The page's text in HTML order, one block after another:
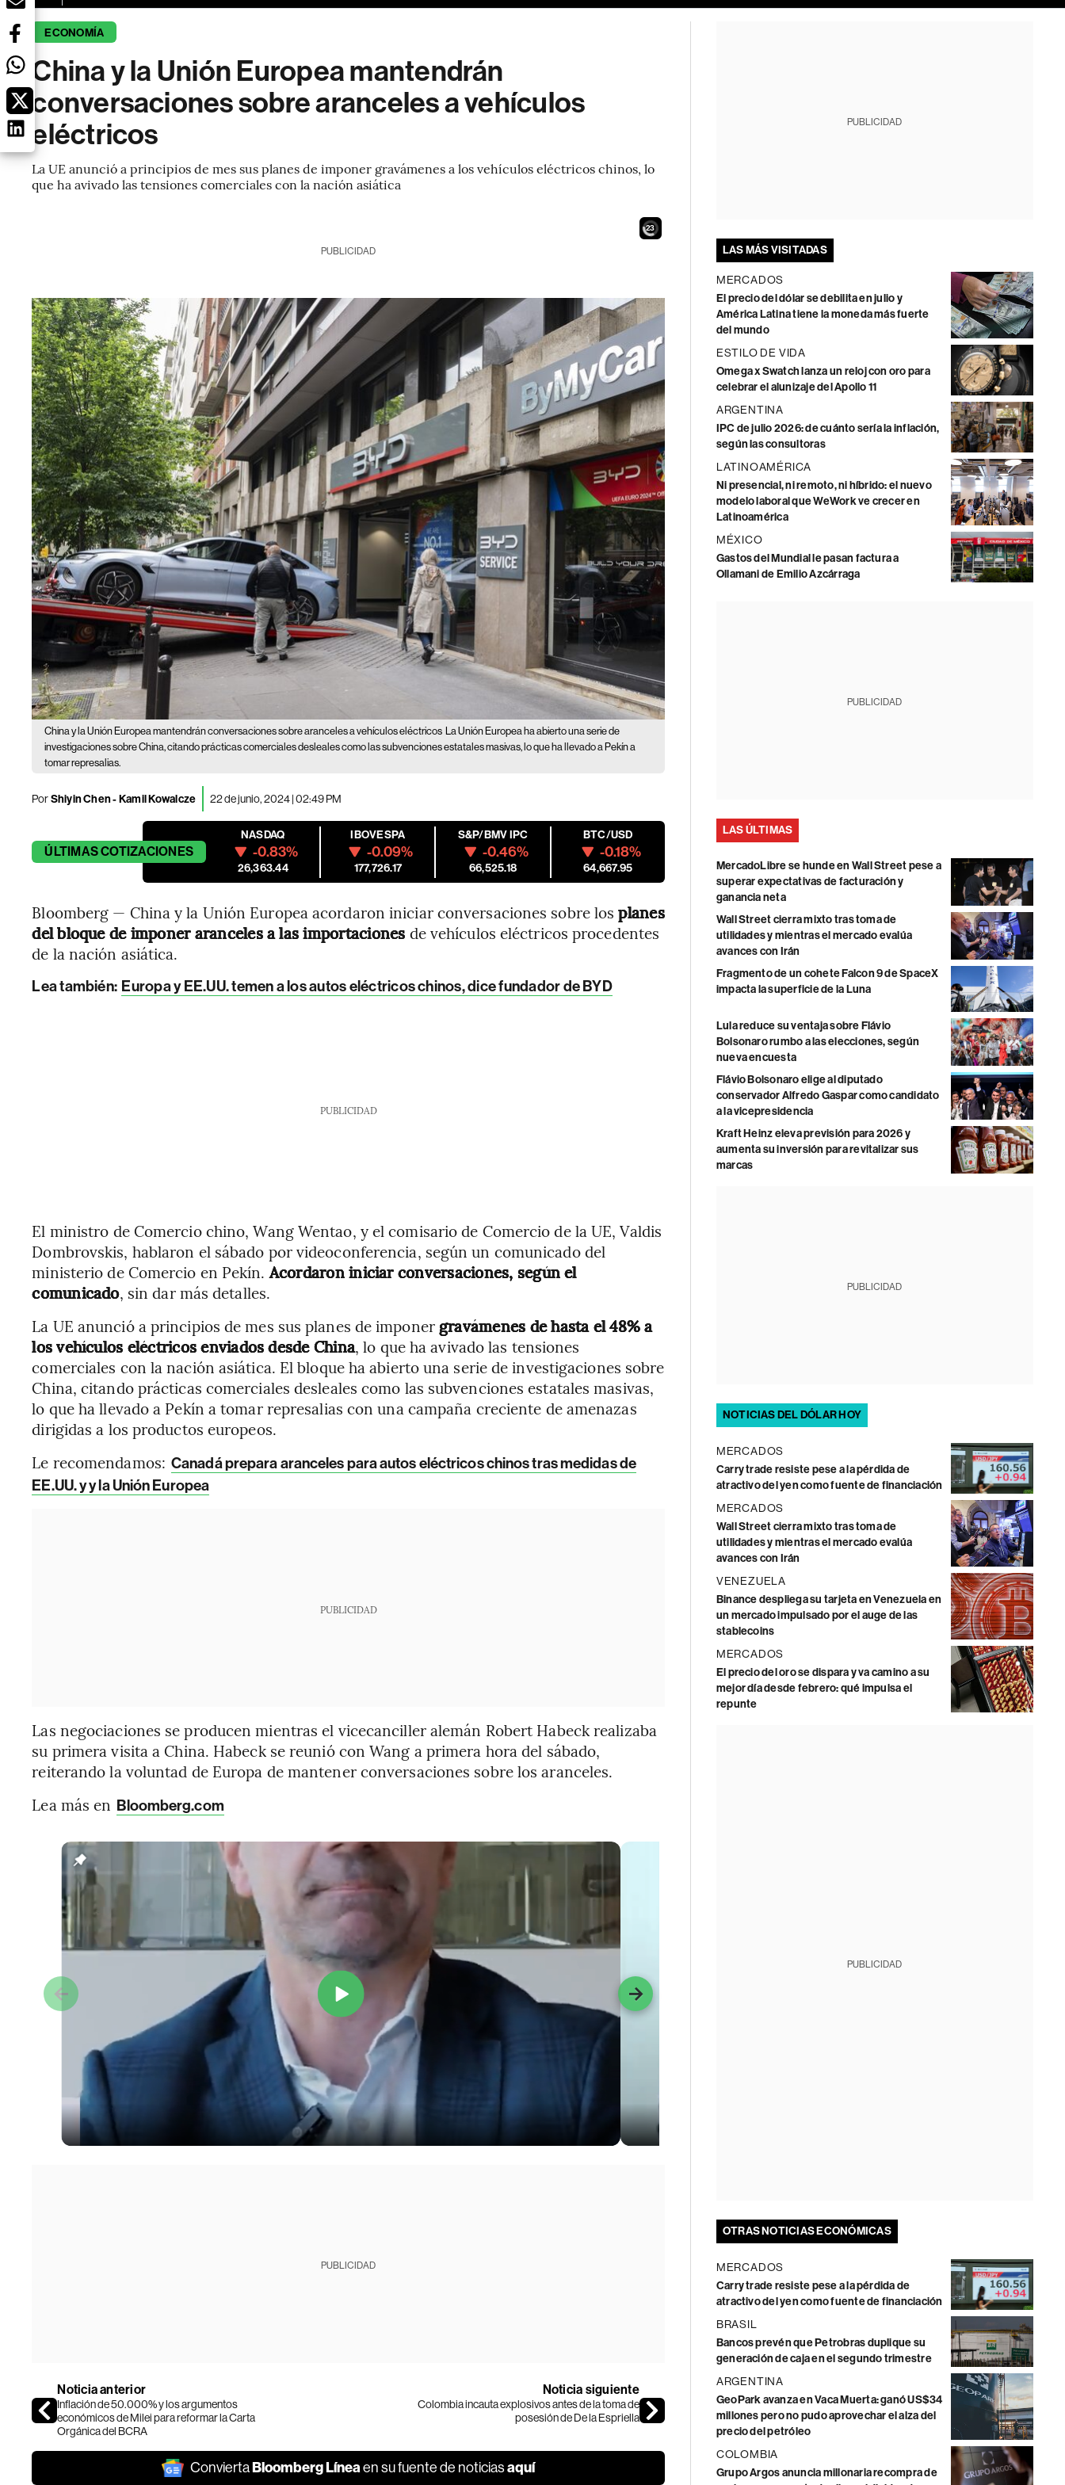
ECONOMÍA
China y la Unión Europea mantendrán
conversaciones sobre aranceles a vehículos
eléctricos
La UE anunció a principios de mes sus planes de imponer gravámenes a los vehículos eléctricos chinos, lo
que ha avivado las tensiones comerciales con la nación asiática
21
PUBLICIDAD
China y la Unión Europea mantendrán conversaciones sobre aranceles a vehículos eléctricos La Unión Europea ha abierto una serie de
investigaciones sobre China, citando prácticas comerciales desleales como las subvenciones estatales masivas, lo que ha llevado a Pekín a
tomar represalias.
PorShiyin Chen - Kamil Kowalcze 22 de junio, 2024 | 02:49 PM
ÚLTIMASCOTIZACIONES
NASDAQ
-0.83%
26,363.44
IBOVESPA
-0.09%
177,726.17
S&P/BMV IPC
-0.46%
66,525.18
BTC/USD
-0.18%
64,667.95
Bloomberg — China y la Unión Europea acordaron iniciar conversaciones sobre losplanes
del bloque de imponer aranceles a las importaciones de vehículos eléctricos procedentes
de la nación asiática.
Lea también: Europa y EE.UU. temen a los autos eléctricos chinos, dice fundador de BYD
PUBLICIDAD
El ministro de Comercio chino, Wang Wentao, y el comisario de Comercio de la UE, Valdis
Dombrovskis, hablaron el sábado por videoconferencia, según un comunicado del
ministerio de Comercio en Pekín.Acordaron iniciar conversaciones, según el
comunicado, sin dar más detalles.
La UE anunció a principios de mes sus planes de imponer gravámenes de hasta el 48% a
los vehículos eléctricos enviados desde China, lo que ha avivado las tensiones
comerciales con la nación asiática. El bloque ha abierto una serie de investigaciones sobre
China, citando prácticas comerciales desleales como las subvenciones estatales masivas,
lo que ha llevado a Pekín a tomar represalias con una campaña creciente de amenazas
dirigidas a los productos europeos.
Le recomendamos: Canadá prepara aranceles para autos eléctricos chinos tras medidas de
EE.UU. y y la Unión Europea
PUBLICIDAD
Las negociaciones se producen mientras el vicecanciller alemán Robert Habeck realizaba
su primera visita a China. Habeck se reunió con Wang a primera hora del sábado,
reiterando la voluntad de Europa de mantener conversaciones sobre los aranceles.
Lea más en Bloomberg.com
PUBLICIDAD
Noticia anterior
Inflación de 50.000% y los argumentos
económicos de Milei para reformar la Carta
Orgánica del BCRA
Noticia siguiente
Colombia incauta explosivos antes de la toma de
posesión de De la Espriella
ConviertaBloomberg Líneaen su fuente de noticiasaquí
PUBLICIDAD
LAS MÁS VISITADAS
MERCADOS
El precio del dólar se debilita en julio y
América Latina tiene la moneda más fuerte
del mundo
ESTILO DE VIDA
Omega x Swatch lanza un reloj con oro para
celebrar el alunizaje del Apollo 11
ARGENTINA
IPC de julio 2026: de cuánto sería la inflación,
según las consultoras
LATINOAMÉRICA
Ni presencial, ni remoto, ni híbrido: el nuevo
modelo laboral que WeWork ve crecer en
Latinoamérica
MÉXICO
Gastos del Mundial le pasan factura a
Ollamani de Emilio Azcárraga
PUBLICIDAD
LAS ÚLTIMAS
MercadoLibre se hunde en Wall Street pese a
superar expectativas de facturación y
ganancia neta
Wall Street cierra mixto tras toma de
utilidades y mientras el mercado evalúa
avances con Irán
Fragmento de un cohete Falcon 9 de SpaceX
impacta la superficie de la Luna
Lula reduce su ventaja sobre Flávio
Bolsonaro rumbo a las elecciones, según
nueva encuesta
Flávio Bolsonaro elige al diputado
conservador Alfredo Gaspar como candidato
a la vicepresidencia
Kraft Heinz eleva previsión para 2026 y
aumenta su inversión para revitalizar sus
marcas
PUBLICIDAD
NOTICIAS DEL DÓLAR HOY
MERCADOS
Carry trade resiste pese a la pérdida de
atractivo del yen como fuente de financiación
MERCADOS
Wall Street cierra mixto tras toma de
utilidades y mientras el mercado evalúa
avances con Irán
VENEZUELA
Binance despliega su tarjeta en Venezuela en
un mercado impulsado por el auge de las
stablecoins
MERCADOS
El precio del oro se dispara y va camino a su
mejor día desde febrero: qué impulsa el
repunte
PUBLICIDAD
OTRAS NOTICIAS ECONÓMICAS
MERCADOS
Carry trade resiste pese a la pérdida de
atractivo del yen como fuente de financiación
BRASIL
Bancos prevén que Petrobras duplique su
generación de caja en el segundo trimestre
ARGENTINA
GeoPark avanza en Vaca Muerta: ganó US$34
millones pero no pudo aprovechar el alza del
precio del petróleo
COLOMBIA
Grupo Argos anuncia millonaria recompra de